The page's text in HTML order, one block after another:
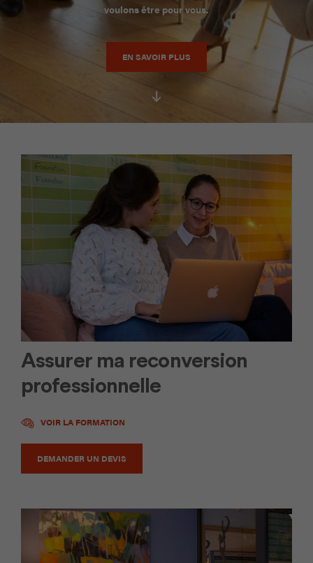
voulons être pour vous.
EN SAVOIR PLUS
Assurer ma reconversion
professionnelle
VOIR LA FORMATION
DEMANDER UN DEVIS